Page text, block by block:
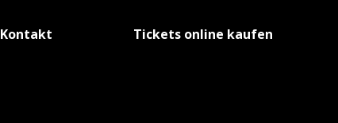
Kontakt Tickets online kaufen